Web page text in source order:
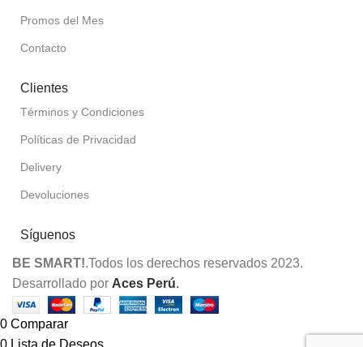
Promos del Mes
Contacto
Clientes
Términos y Condiciones
Políticas de Privacidad
Delivery
Devoluciones
Síguenos
BE SMART!.Todos los derechos reservados 2023.
Desarrollado por Aces Perú.
0 Comparar
0
Lista de Deseos